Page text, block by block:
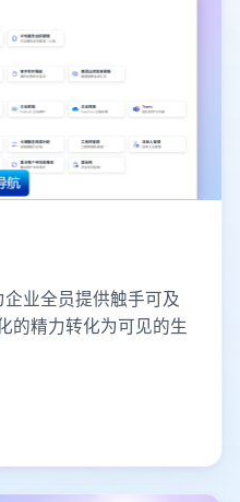
业全员提供触手可及
的精力转化为可见的生